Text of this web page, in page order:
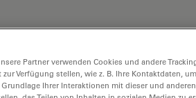
Vergrößerung von
den Immersionseinsatz
mm freiem
Partner verwenden Cookies und andere
zur Verfügung stellen, wie z. B. Ihre Kontaktdaten,
Ihrer Interaktionen mit dieser und